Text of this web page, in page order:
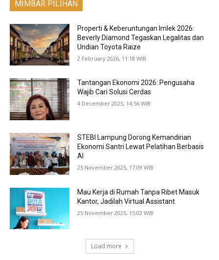
MIMBAR PILIHAN
‎Properti & Keberuntungan Imlek 2026:
Beverly ‎Diamond Tegaskan Legalitas dan
Undian Toyota Raize
2 February 2026, 11:18 WIB
Tantangan Ekonomi 2026: Pengusaha
Wajib Cari Solusi Cerdas
4 December 2025, 14:56 WIB
STEBI Lampung Dorong Kemandirian
Ekonomi Santri Lewat Pelatihan Berbasis
AI
25 November 2025, 17:09 WIB
Mau Kerja di Rumah Tanpa Ribet Masuk
Kantor, Jadilah Virtual Assistant
25 November 2025, 15:02 WIB
Load more